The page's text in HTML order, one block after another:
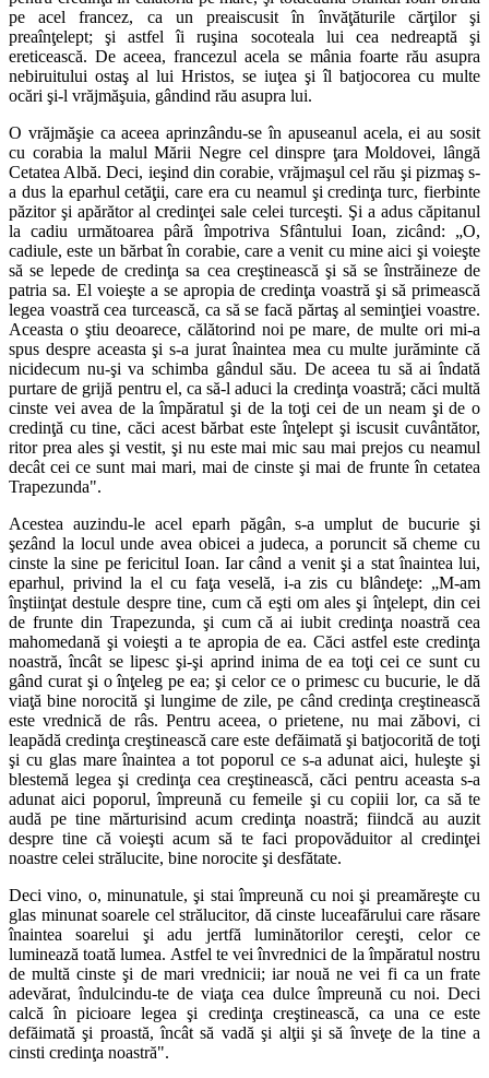
pe acel francez, ca un preaiscusit în învăţăturile cărţilor şi
preaînţelept; şi astfel îi ruşina socoteala lui cea nedreaptă şi
ereticească. De aceea, francezul acela se mânia foarte rău asupra
nebiruitului ostaş al lui Hristos, se iuţea şi îl batjocorea cu multe
ocări şi-l vrăjmăşuia, gândind rău asupra lui.
O vrăjmăşie ca aceea aprinzându-se în apuseanul acela, ei au sosit
cu corabia la malul Mării Negre cel dinspre ţara Moldovei, lângă
Cetatea Albă. Deci, ieşind din corabie, vrăjmaşul cel rău şi pizmaş s-
a dus la eparhul cetăţii, care era cu neamul şi credinţa turc, fierbinte
păzitor şi apărător al credinţei sale celei turceşti. Şi a adus căpitanul
la cadiu următoarea pâră împotriva Sfântului Ioan, zicând: „O,
cadiule, este un bărbat în corabie, care a venit cu mine aici şi voieşte
să se lepede de credinţa sa cea creştinească şi să se înstrăineze de
patria sa. El voieşte a se apropia de credinţa voastră şi să primească
legea voastră cea turcească, ca să se facă părtaş al seminţiei voastre.
Aceasta o ştiu deoarece, călătorind noi pe mare, de multe ori mi-a
spus despre aceasta şi s-a jurat înaintea mea cu multe jurăminte că
nicidecum nu-şi va schimba gândul său. De aceea tu să ai îndată
purtare de grijă pentru el, ca să-l aduci la credinţa voastră; căci multă
cinste vei avea de la împăratul şi de la toţi cei de un neam şi de o
credinţă cu tine, căci acest bărbat este înţelept şi iscusit cuvântător,
ritor prea ales şi vestit, şi nu este mai mic sau mai prejos cu neamul
decât cei ce sunt mai mari, mai de cinste şi mai de frunte în cetatea
Trapezunda".
Acestea auzindu-le acel eparh păgân, s-a umplut de bucurie şi
şezând la locul unde avea obicei a judeca, a poruncit să cheme cu
cinste la sine pe fericitul Ioan. Iar când a venit şi a stat înaintea lui,
eparhul, privind la el cu faţa veselă, i-a zis cu blândeţe: „M-am
înştiinţat destule despre tine, cum că eşti om ales şi înţelept, din cei
de frunte din Trapezunda, şi cum că ai iubit credinţa noastră cea
mahomedană şi voieşti a te apropia de ea. Căci astfel este credinţa
noastră, încât se lipesc şi-şi aprind inima de ea toţi cei ce sunt cu
gând curat şi o înţeleg pe ea; şi celor ce o primesc cu bucurie, le dă
viaţă bine norocită şi lungime de zile, pe când credinţa creştinească
este vrednică de râs. Pentru aceea, o prietene, nu mai zăbovi, ci
leapădă credinţa creştinească care este defăimată şi batjocorită de toţi
şi cu glas mare înaintea a tot poporul ce s-a adunat aici, huleşte şi
blestemă legea şi credinţa cea creştinească, căci pentru aceasta s-a
adunat aici poporul, împreună cu femeile şi cu copiii lor, ca să te
audă pe tine mărturisind acum credinţa noastră; fiindcă au auzit
despre tine că voieşti acum să te faci propovăduitor al credinţei
noastre celei strălucite, bine norocite şi desfătate.
Deci vino, o, minunatule, şi stai împreună cu noi şi preamăreşte cu
glas minunat soarele cel strălucitor, dă cinste luceafărului care răsare
înaintea soarelui şi adu jertfă luminătorilor cereşti, celor ce
luminează toată lumea. Astfel te vei învrednici de la împăratul nostru
de multă cinste şi de mari vrednicii; iar nouă ne vei fi ca un frate
adevărat, îndulcindu-te de viaţa cea dulce împreună cu noi. Deci
calcă în picioare legea şi credinţa creştinească, ca una ce este
defăimată şi proastă, încât să vadă şi alţii şi să înveţe de la tine a
cinsti credinţa noastră".